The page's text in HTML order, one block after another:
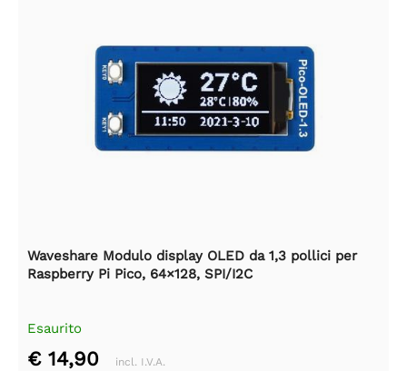
Waveshare Modulo display OLED da 1,3 pollici per
Raspberry Pi Pico, 64×128, SPI/I2C
Esaurito
€ 14,90 incl. I.V.A.